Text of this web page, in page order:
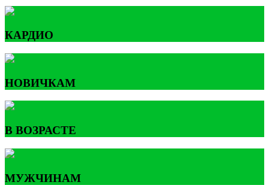
КАРДИО
НОВИЧКАМ
В ВОЗРАСТЕ
МУЖЧИНАМ